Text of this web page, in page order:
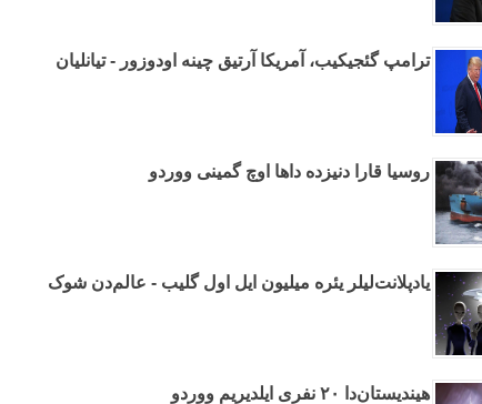
ترامپ گئجیکیب، آمریکا آرتیق چینه اودوزور - تیانلیان
روسیا قارا دنیزده داها اوچ گمینی ووردو
یادپلانت‌لیلر یئره میلیون ایل اول گلیب - عالم‌دن شوک
هیندیستان‌دا ۲۰ نفری ایلدیریم ووردو